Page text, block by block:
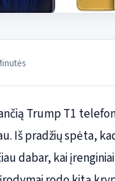
Trump T1
Iš pradžių spėta,
dabar, kai